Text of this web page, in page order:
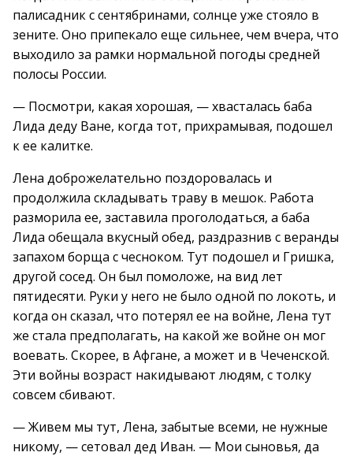
палисадник с сентябринами, солнце уже стояло в
зените. Оно припекало еще сильнее, чем вчера, что
выходило за рамки нормальной погоды средней
полосы России.
— Посмотри, какая хорошая, — хвасталась баба
Лида деду Ване, когда тот, прихрамывая, подошел
к ее калитке.
Лена доброжелательно поздоровалась и
продолжила складывать траву в мешок. Работа
разморила ее, заставила проголодаться, а баба
Лида обещала вкусный обед, раздразнив с веранды
запахом борща с чесноком. Тут подошел и Гришка,
другой сосед. Он был помоложе, на вид лет
пятидесяти. Руки у него не было одной по локоть, и
когда он сказал, что потерял ее на войне, Лена тут
же стала предполагать, на какой же войне он мог
воевать. Скорее, в Афгане, а может и в Чеченской.
Эти войны возраст накидывают людям, с толку
совсем сбивают.
— Живем мы тут, Лена, забытые всеми, не нужные
никому, — сетовал дед Иван. — Мои сыновья, да